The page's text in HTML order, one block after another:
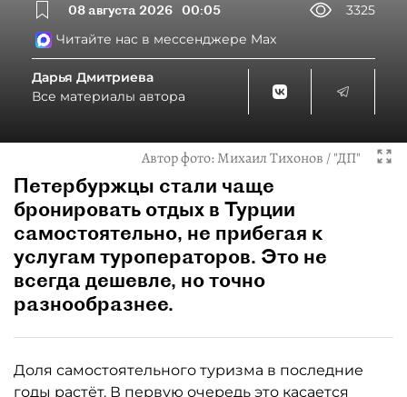
08 августа 2026 00:05
3325
Читайте нас в мессенджере Max
Дарья Дмитриева
Все материалы автора
Автор фото:Михаил Тихонов / "ДП"
Петербуржцы стали чаще
бронировать отдых в Турции
самостоятельно, не прибегая к
услугам туроператоров. Это не
всегда дешевле, но точно
разнообразнее.
Доля самостоятельного туризма в последние
годы растёт. В первую очередь это касается